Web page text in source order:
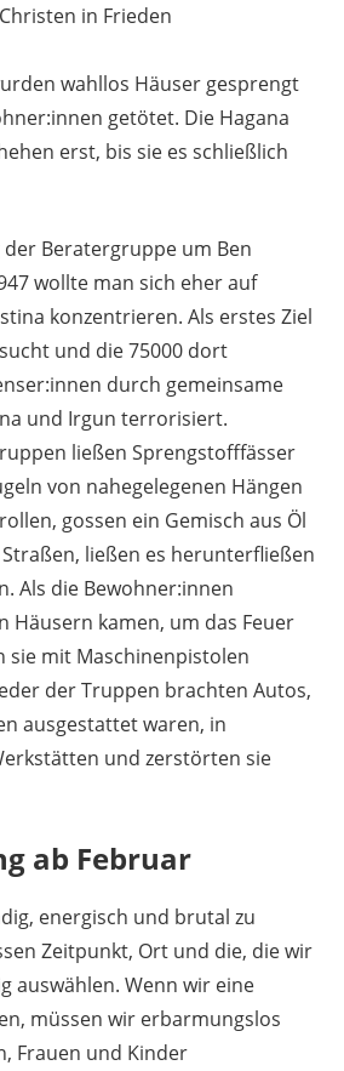
in Frieden
wahllos Häuser gesprengt
getötet. Die Hagana
erst, bis sie es schließlich
der Beratergruppe um Ben
wollte man sich eher auf
konzentrieren. Als erstes Ziel
und die 75000 dort
durch gemeinsame
und Irgun terrorisiert.
ließen Sprengstofffässer
von nahegelegenen Hängen
gossen ein Gemisch aus Öl
ließen es herunterfließen
Als die Bewohner:innen
Häusern kamen, um das Feuer
sie mit Maschinenpistolen
der Truppen brachten Autos,
ausgestattet waren, in
und zerstörten sie
ab Februar
energisch und brutal zu
Zeitpunkt, Ort und die, die wir
auswählen. Wenn wir eine
müssen wir erbarmungslos
Frauen und Kinder